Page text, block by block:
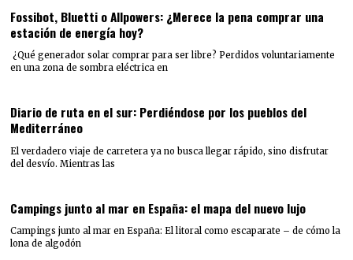
Fossibot, Bluetti o Allpowers: ¿Merece la pena comprar una
estación de energía hoy?
¿Qué generador solar comprar para ser libre? Perdidos voluntariamente
en una zona de sombra eléctrica en
Diario de ruta en el sur: Perdiéndose por los pueblos del
Mediterráneo
El verdadero viaje de carretera ya no busca llegar rápido, sino disfrutar
del desvío. Mientras las
Campings junto al mar en España: el mapa del nuevo lujo
Campings junto al mar en España: El litoral como escaparate – de cómo la
lona de algodón